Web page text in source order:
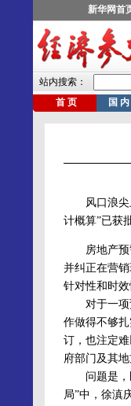
风口浪尖上
计概算”已获
房地产预警
并纠正在营
针对性和时
对于一项预
作做得不够
订，也注定
府部门及其
问题是，既
局”中，徐滇